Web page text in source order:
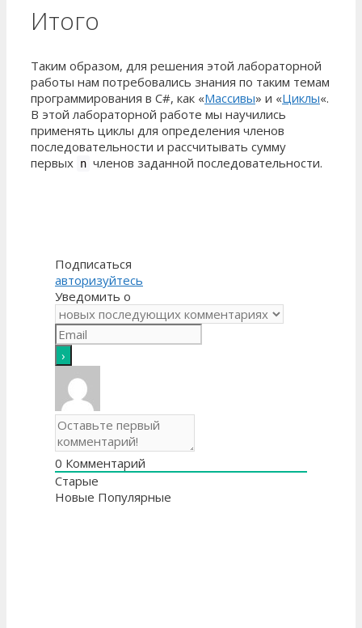
Итого
Таким образом, для решения этой лабораторной
работы нам потребовались знания по таким темам
программирования в C#, как «Массивы» и «Циклы«.
В этой лабораторной работе мы научились
применять циклы для определения членов
последовательности и рассчитывать сумму
первых
n членов заданной последовательности.
Подписаться
авторизуйтесь
Уведомить о
0 Комментарий
Старые
Новые Популярные